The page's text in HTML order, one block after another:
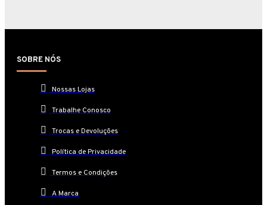
SOBRE NÓS
Nossas Lojas
Trabalhe Conosco
Trocas e Devoluções
Política de Privacidade
Termos e Condições
A Marca